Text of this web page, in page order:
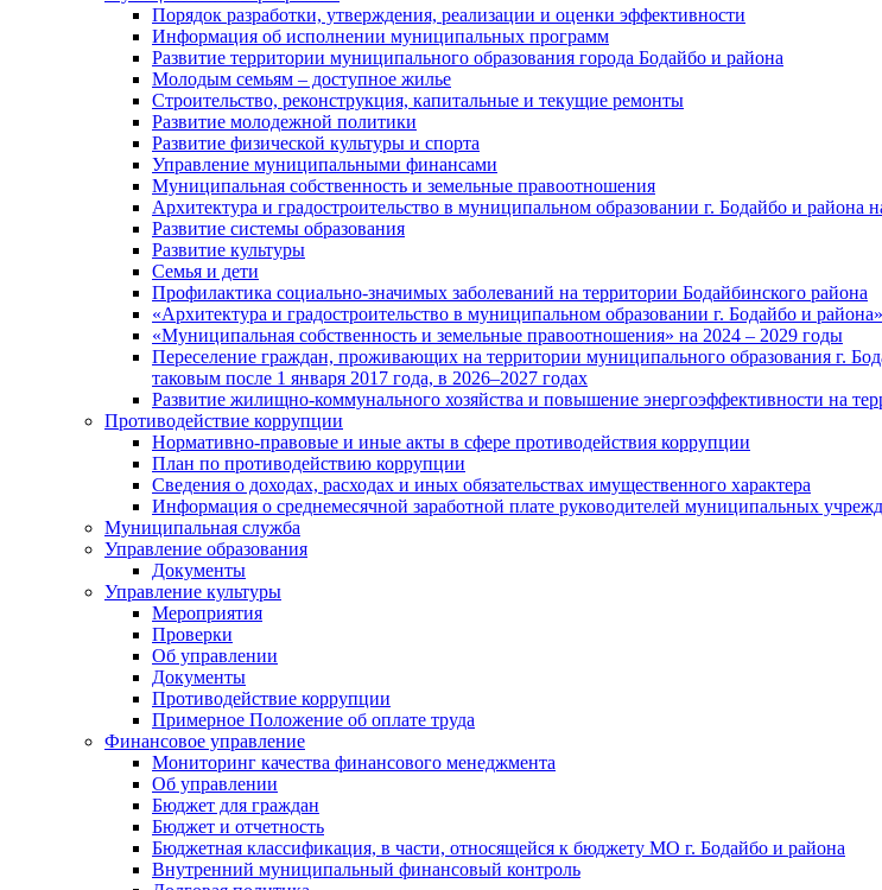
Порядок разработки, утверждения, реализации и оценки эффективности
Информация об исполнении муниципальных программ
Развитие территории муниципального образования города Бодайбо и района
Молодым семьям – доступное жилье
Строительство, реконструкция, капитальные и текущие ремонты
Развитие молодежной политики
Развитие физической культуры и спорта
Управление муниципальными финансами
Муниципальная собственность и земельные правоотношения
Архитектура и градостроительство в муниципальном образовании г. Бодайбо и района
Развитие системы образования
Развитие культуры
Семья и дети
Профилактика социально-значимых заболеваний на территории Бодайбинского района
«Архитектура и градостроительство в муниципальном образовании г. Бодайбо и
«Муниципальная собственность и земельные правоотношения» на 2024 – 2029 годы
Переселение граждан, проживающих на территории муниципального образования г.
таковым после 1 января 2017 года, в 2026–2027 годах
Развитие жилищно-коммунального хозяйства и повышение энергоэффективности на
Противодействие коррупции
Нормативно-правовые и иные акты в сфере противодействия коррупции
План по противодействию коррупции
Сведения о доходах, расходах и иных обязательствах имущественного характера
Информация о среднемесячной заработной плате руководителей муниципальных
Муниципальная служба
Управление образования
Документы
Управление культуры
Мероприятия
Проверки
Об управлении
Документы
Противодействие коррупции
Примерное Положение об оплате труда
Финансовое управление
Мониторинг качества финансового менеджмента
Об управлении
Бюджет для граждан
Бюджет и отчетность
Бюджетная классификация, в части, относящейся к бюджету МО г. Бодайбо и района
Внутренний муниципальный финансовый контроль